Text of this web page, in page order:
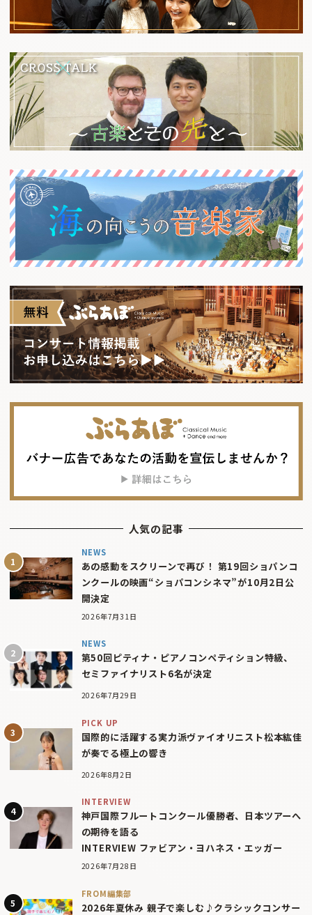
人気の記事
NEWS
あの感動をスクリーンで再び！ 第19回ショパンコ
ンクールの映画“ショパコンシネマ”が10月2日公
開決定
2026年7月31日
NEWS
第50回ピティナ・ピアノコンペティション特級、
セミファイナリスト6名が決定
2026年7月29日
PICK UP
国際的に活躍する実力派ヴァイオリニスト松本紘佳
が奏でる極上の響き
2026年8月2日
INTERVIEW
神戸国際フルートコンクール優勝者、日本ツアーへ
の期待を語る
INTERVIEW ファビアン・ヨハネス・エッガー
2026年7月28日
FROM編集部
2026年夏休み 親子で楽しむ♪クラシックコンサー